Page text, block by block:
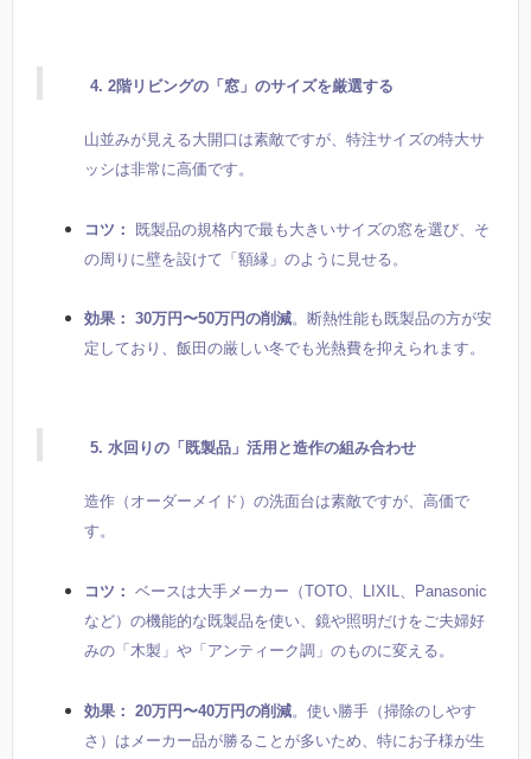
4. 2階リビングの「窓」のサイズを厳選する
山並みが見える大開口は素敵ですが、特注サイズの特大サ
ッシは非常に高価です。
コツ：
既製品の規格内で最も大きいサイズの窓を選び、そ
の周りに壁を設けて「額縁」のように見せる。
効果： 30万円〜50万円の削減。断熱性能も既製品の方が安
定しており、飯田の厳しい冬でも光熱費を抑えられます。
5. 水回りの「既製品」活用と造作の組み合わせ
造作（オーダーメイド）の洗面台は素敵ですが、高価で
す。
コツ： ベースは大手メーカー（TOTO、LIXIL、Panasonic
など）の機能的な既製品を使い、鏡や照明だけをご夫婦好
みの「木製」や「アンティーク調」のものに変える。
効果： 20万円〜40万円の削減。使い勝手（掃除のしやす
さ）はメーカー品が勝ることが多いため、特にお子様が生